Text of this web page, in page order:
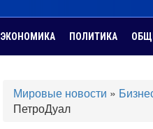
ЭКОНОМИКА ПОЛИТИКА
Мировые новости »
ПетроДуал